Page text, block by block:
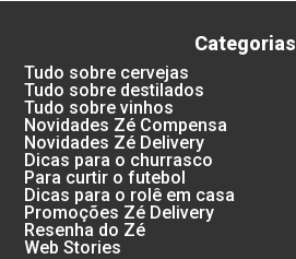
Categorias
Tudo sobre cervejas
Tudo sobre destilados
Tudo sobre vinhos
Novidades Zé Compensa
Novidades Zé Delivery
Dicas para o churrasco
Para curtir o futebol
Dicas para o rolê em casa
Promoções Zé Delivery
Resenha do Zé
Web Stories